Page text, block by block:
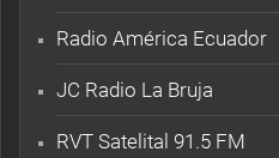
Radio América Ecuador
JC Radio La Bruja
RVT Satelital 91.5 FM